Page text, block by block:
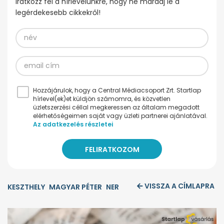
legérdekesebb cikkekről!
Hozzájárulok, hogy a Central Médiacsoport Zrt. Startlap
hírlevel(ek)et küldjön számomra, és közvetlen
üzletszerzési céllal megkeressen az általam megadott
elérhetőségeimen saját vagy üzleti partnerei ajánlatával.
Az adatkezelés részletei
KESZTHELY MAGYAR PÉTER NER VISSZA A CÍMLAPRA